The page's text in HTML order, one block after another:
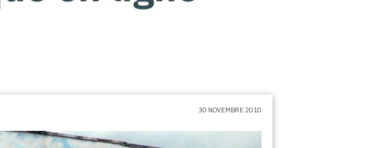
30 NOVEMBRE 2010